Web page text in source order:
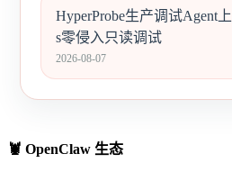
HyperProbe生产调试Agent
s零侵入只读调试
2026-08-07
🦞 OpenClaw 生态